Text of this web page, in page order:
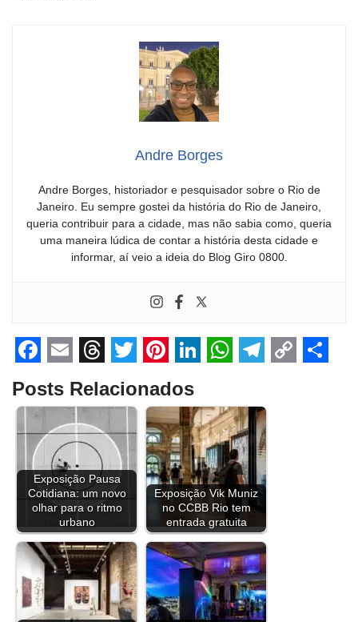
Andre Borges
Andre Borges, historiador e pesquisador sobre o Rio de
Janeiro. Eu sempre gostei da história do Rio de Janeiro,
queria contribuir para a cidade, mas não sabia como, queria
uma maneira lúdica de contar a história desta cidade e
informar, aí veio a ideia do Blog Giro 0800.
F
a
c
b
o
o
k
E
m
a
i
l
T
h
r
e
a
d
s
T
w
i
t
t
e
r
i
n
t
e
e
s
t
i
n
k
e
d
I
n
h
a
t
s
A
p
p
e
l
e
g
r
a
m
Posts Relacionados
Exposição Pausa
Cotidiana: um novo
olhar para o ritmo
urbano
Exposição Vik Muniz
no CCBB Rio tem
entrada gratuita